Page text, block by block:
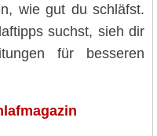
wie gut du schläfst.
suchst, sieh dir
für besseren